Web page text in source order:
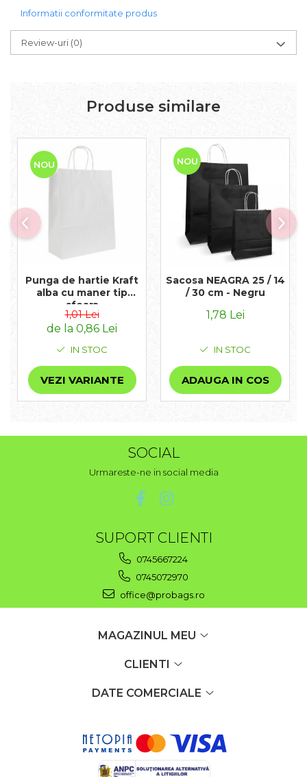
Informatii conformitate produs
Review-uri (0)
Produse similare
NOU
Punga de hartie Kraft
alba cu maner tip
sfoara
1,01 Lei
de la 0,86 Lei
IN STOC
VEZI VARIANTE
NOU
Sacosa NEAGRA 25 / 14
/ 30 cm - Negru
1,78 Lei
IN STOC
ADAUGA IN COS
SOCIAL
Urmareste-ne in social media
SUPORT CLIENTI
0745667224
0745072970
office@probags.ro
MAGAZINUL MEU
CLIENTI
DATE COMERCIALE